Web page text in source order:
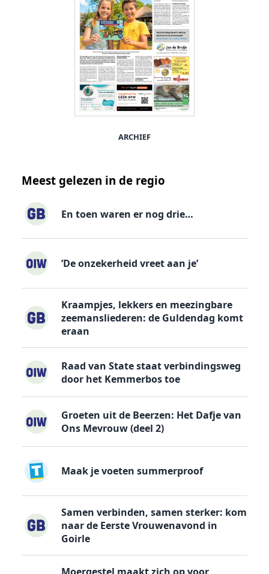
ARCHIEF
Meest gelezen in de regio
En toen waren er nog drie…
’De onzekerheid vreet aan je’
Kraampjes, lekkers en meezingbare
zeemansliederen: de Guldendag komt
eraan
Raad van State staat verbindingsweg
door het Kemmerbos toe
Groeten uit de Beerzen: Het Dafje van
Ons Mevrouw (deel 2)
Maak je voeten summerproof
Samen verbinden, samen sterker: kom
naar de Eerste Vrouwenavond in
Goirle